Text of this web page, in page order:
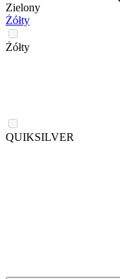
Zielony
Żółty
Żółty
QUIKSILVER